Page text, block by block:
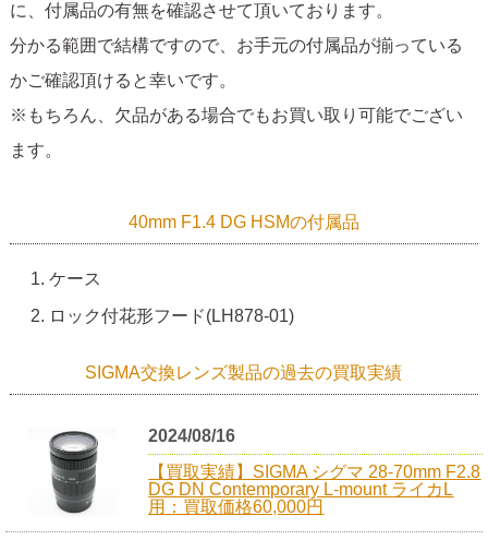
に、付属品の有無を確認させて頂いております。
分かる範囲で結構ですので、お手元の付属品が揃っている
かご確認頂けると幸いです。
※もちろん、欠品がある場合でもお買い取り可能でござい
ます。
40mm F1.4 DG HSMの付属品
ケース
ロック付花形フード(LH878-01)
SIGMA交換レンズ製品の過去の買取実績
2024/08/16
【買取実績】SIGMA シグマ 28-70mm F2.8
DG DN Contemporary L-mount ライカL
用：買取価格60,000円